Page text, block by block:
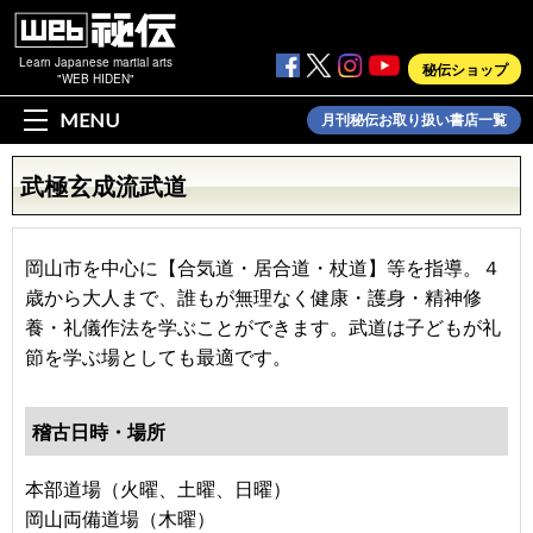
Learn Japanese martial arts
"WEB HIDEN"
秘伝ショップ
MENU 月刊秘伝お取り扱い書店一覧
武極玄成流武道
岡山市を中心に【合気道・居合道・杖道】等を指導。４
歳から大人まで、誰もが無理なく健康・護身・精神修
養・礼儀作法を学ぶことができます。武道は子どもが礼
節を学ぶ場としても最適です。
稽古日時・場所
本部道場（火曜、土曜、日曜）
岡山両備道場（木曜）